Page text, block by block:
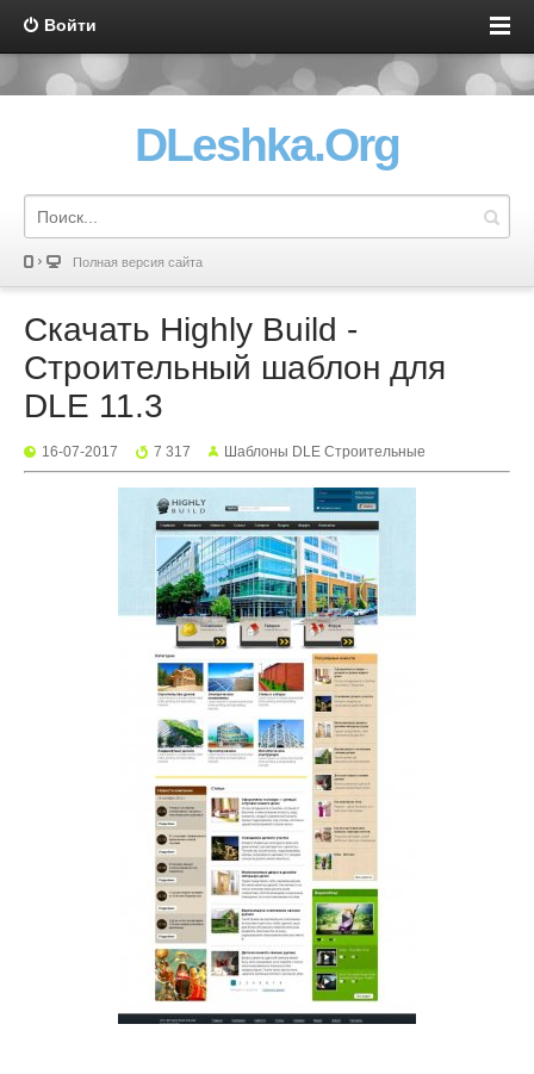
Войти
DLeshka.Org
Полная версия сайта
Скачать Highly Build -
Строительный шаблон для
DLE 11.3
16-07-2017 7 317 Шаблоны DLE Строительные